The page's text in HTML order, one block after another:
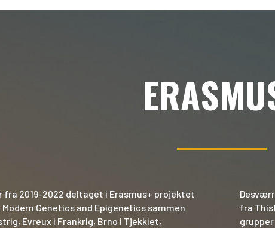
fra 2019-2022 deltaget i Erasmus+ projektet
Genetics and Epigenetics sammen
Evreux i Frankrig, Brno i Tjekkiet,
fra